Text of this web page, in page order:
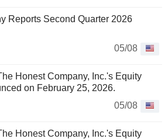
Reports Second Quarter 2026
05/08
Honest Company, Inc.'s Equity
on February 25, 2026.
05/08
Honest Company, Inc.'s Equity